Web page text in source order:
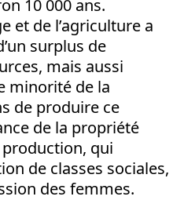
10 000 ans.
et de l’agriculture a
surplus de
mais aussi
minorité de la
de produire ce
de la propriété
qui
de classes sociales,
des femmes.